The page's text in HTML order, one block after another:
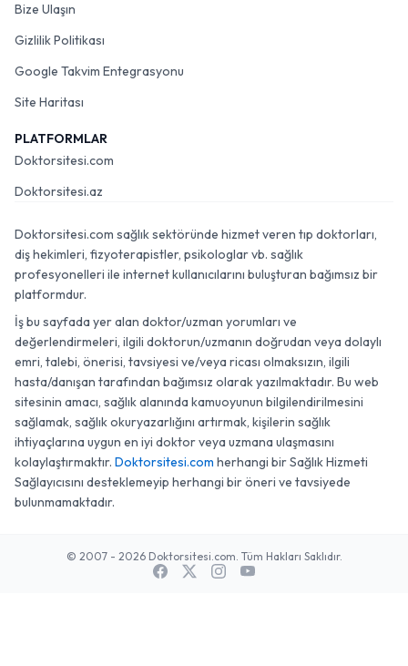
Bize Ulaşın
Gizlilik Politikası
Google Takvim Entegrasyonu
Site Haritası
PLATFORMLAR
Doktorsitesi.com
Doktorsitesi.az
Doktorsitesi.com sağlık sektöründe hizmet veren tıp doktorları,
diş hekimleri, fizyoterapistler, psikologlar vb. sağlık
profesyonelleri ile internet kullanıcılarını buluşturan bağımsız bir
platformdur.
İş bu sayfada yer alan doktor/uzman yorumları ve
değerlendirmeleri, ilgili doktorun/uzmanın doğrudan veya dolaylı
emri, talebi, önerisi, tavsiyesi ve/veya ricası olmaksızın, ilgili
hasta/danışan tarafından bağımsız olarak yazılmaktadır. Bu web
sitesinin amacı, sağlık alanında kamuoyunun bilgilendirilmesini
sağlamak, sağlık okuryazarlığını artırmak, kişilerin sağlık
ihtiyaçlarına uygun en iyi doktor veya uzmana ulaşmasını
kolaylaştırmaktır. Doktorsitesi.com herhangi bir Sağlık Hizmeti
Sağlayıcısını desteklemeyip herhangi bir öneri ve tavsiyede
bulunmamaktadır.
© 2007 - 2026 Doktorsitesi.com. Tüm Hakları Saklıdır.